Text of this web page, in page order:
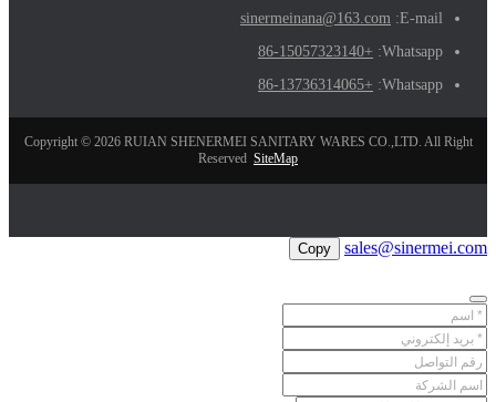
E-mail:
sinermeinana@163.com
Whatsapp:
+86-15057323140
Whatsapp:
+86-13736314065
Copyright © 2026 RUIAN SHENERMEI SANITARY WARES CO.,LTD. All Right
Reserved SiteMap
sales@sinermei.com
Copy